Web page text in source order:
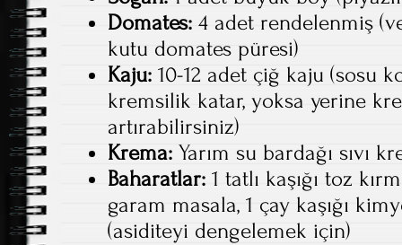
Domates: 4 adet rendelenmiş
kutu domates püresi)
Kaju: 10-12 adet çiğ kaju (sosu
kremsilik katar, yoksa yerine
artırabilirsiniz)
Krema: Yarım su bardağı sıvı
Baharatlar: 1 tatlı kaşığı toz
garam masala, 1 çay kaşığı
(asiditeyi dengelemek için)